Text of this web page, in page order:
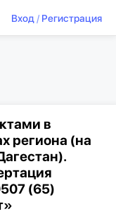
Вход/ Регистрация
в
региона (на
(65)